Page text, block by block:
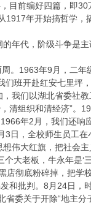
目前编好四篇，即
1917年开始搞哲学
年代，阶级斗争是
。1963年9月，二
们班开赴红安七里坪
我们以湖北省委社
清组织和清经济”
年2月，我们还
日，全校师生员工
伟大红旗，把社会
个大老板，牛永年
店彻底粉碎掉，把学
和批判。8月24日，
省委关于开除“地主